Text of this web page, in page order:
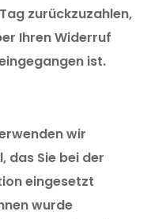
zurückzuzahlen,
Ihren Widerruf
ist.
wir
das Sie bei der
eingesetzt
wurde